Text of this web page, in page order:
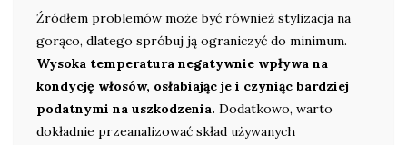
Źródłem problemów może być również stylizacja na
gorąco, dlatego spróbuj ją ograniczyć do minimum.
Wysoka temperatura negatywnie wpływa na
kondycję włosów, osłabiając je i czyniąc bardziej
podatnymi na uszkodzenia. Dodatkowo, warto
dokładnie przeanalizować skład używanych